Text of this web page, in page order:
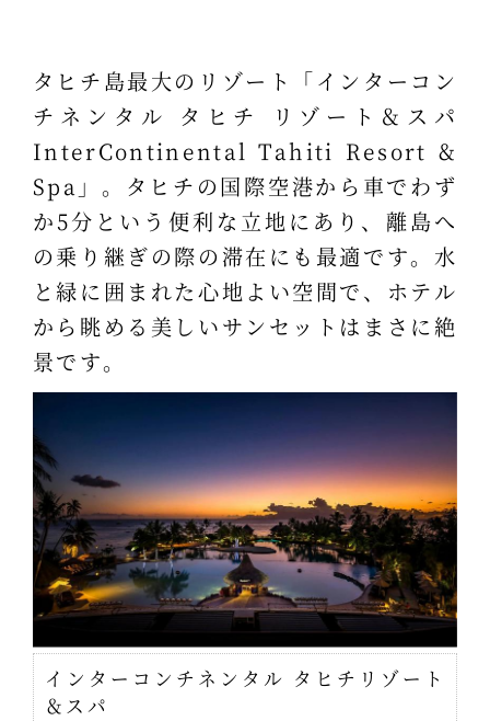
タヒチ島最大のリゾート「インターコン
チネンタル タヒチ リゾート＆スパ
InterContinental Tahiti Resort &
Spa」。タヒチの国際空港から車でわず
か5分という便利な立地にあり、離島へ
の乗り継ぎの際の滞在にも最適です。水
と緑に囲まれた心地よい空間で、ホテル
から眺める美しいサンセットはまさに絶
景です。
インターコンチネンタル タヒチリゾート
＆スパ